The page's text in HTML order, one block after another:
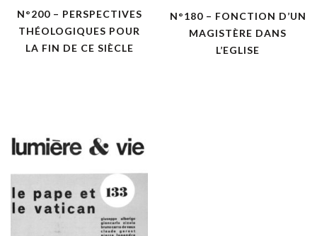
N°200 – PERSPECTIVES
THÉOLOGIQUES POUR
LA FIN DE CE SIÈCLE
N°180 – FONCTION D’UN
MAGISTÈRE DANS
L’EGLISE